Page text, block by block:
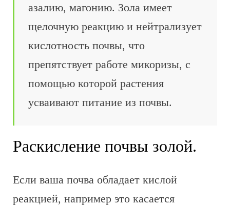
азалию, магонию. Зола имеет
щелочную реакцию и нейтрализует
кислотность почвы, что
препятствует работе микоризы, с
помощью которой растения
усваивают питание из почвы.
Раскисление почвы золой.
Если ваша почва обладает кислой
реакцией, например это касается